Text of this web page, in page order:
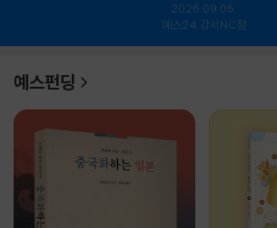
2026.09.05.
예스24 강서NC점
예스펀딩